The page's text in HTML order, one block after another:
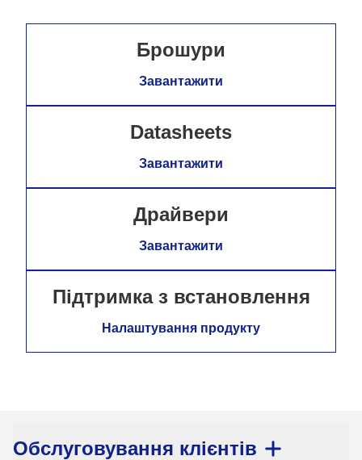
Брошури
Завантажити
Datasheets
Завантажити
Драйвери
Завантажити
Підтримка з встановлення
Налаштування продукту
Обслуговування клієнтів